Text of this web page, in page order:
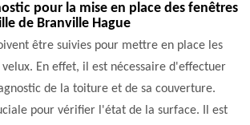
pour la mise en place des fenêtres
de Branville Hague
être suivies pour mettre en place les
En effet, il est nécessaire d'effectuer
de la toiture et de sa couverture.
pour vérifier l'état de la surface. Il est